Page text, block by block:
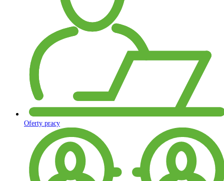
Oferty pracy